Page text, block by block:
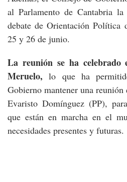
al Parlamento de Cantabria
debate de Orientación Política
25 y 26 de junio.
La reunión se ha celebrado
Meruelo, lo que ha
Gobierno mantener una
Evaristo Domínguez (PP),
que están en marcha en el
necesidades presentes y futuras.